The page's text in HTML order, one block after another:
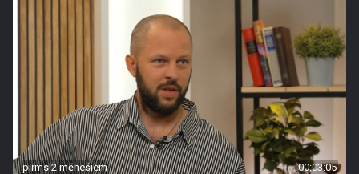
pirms 2 mēnešiem 00:03:05